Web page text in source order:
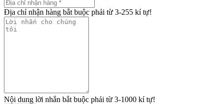
Địa chỉ nhận hàng bắt buộc phải từ 3-255 kí tự!
Nội dung lời nhắn bắt buộc phải từ 3-1000 kí tự!